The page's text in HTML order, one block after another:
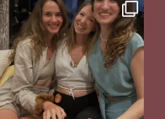
The Sisterhood Wound that shaped
me
There...
35 18